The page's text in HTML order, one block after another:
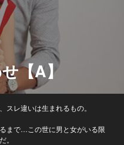
【A】
スレ違いは生まれるもの。
まで…この世に男と女がいる限
。